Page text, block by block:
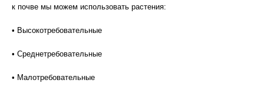
к почве мы можем использовать растения:
• Высокотребовательные
• Среднетребовательные
• Малотребовательные